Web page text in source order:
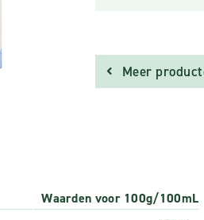
Meer
Waarden voor 100g/100mL